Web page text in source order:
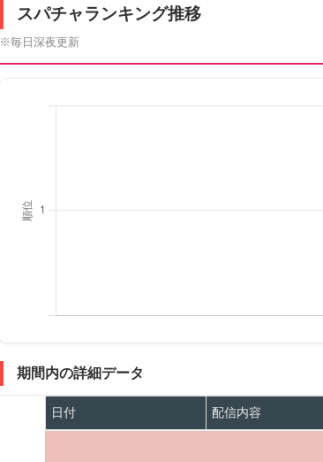
スパチャランキング推移
※毎日深夜更新
期間内の詳細データ
日付 配信内容